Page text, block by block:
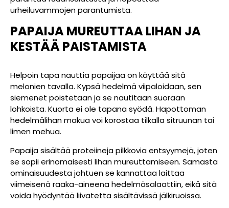
urheiluvammojen parantumista.
PAPAIJAMUREUTTAALIHAN JA
KESTÄÄPAISTAMISTA
Helpoin tapa nauttia papaijaa on käyttää sitä
melonien tavalla. Kypsä hedelmä viipaloidaan, sen
siemenet poistetaan ja se nautitaan suoraan
lohkoista. Kuorta ei ole tapana syödä. Hapottoman
hedelmälihan makua voi korostaa tilkalla sitruunan tai
limen mehua.
Papaija sisältää proteiineja pilkkovia entsyymejä, joten
se sopii erinomaisesti lihan mureuttamiseen. Samasta
ominaisuudesta johtuen se kannattaa laittaa
viimeisenä raaka-aineena hedelmäsalaattiin, eikä sitä
voida hyödyntää liivatetta sisältävissä jälkiruoissa.